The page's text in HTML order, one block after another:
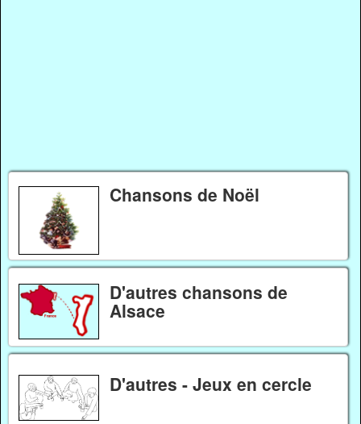
Chansons de Noël
D'autres chansons de
Alsace
D'autres - Jeux en cercle